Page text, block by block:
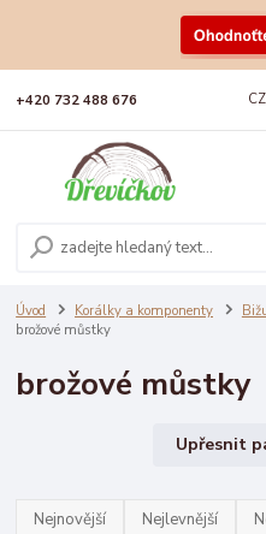
+420 732 488 676
Úvod Korálky a komponenty
brožové můstky
brožové můstky
Upřesnit
Nejnovější Nejlevnější